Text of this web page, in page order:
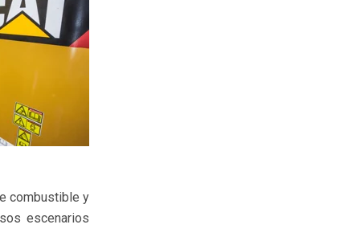
combustible y
escenarios